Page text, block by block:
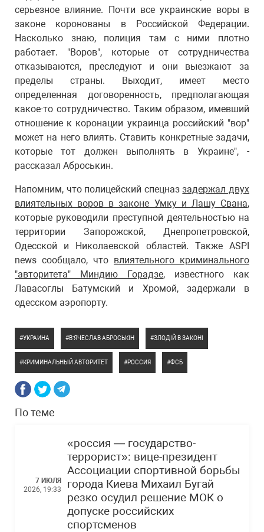
серьезное влияние. Почти все украинские воры в
законе коронованы в Российской Федерации.
Насколько знаю, полиция там с ними плотно
работает. "Воров", которые от сотрудничества
отказываются, преследуют и они выезжают за
пределы страны. Выходит, имеет место
определенная договоренность, предполагающая
какое-то сотрудничество. Таким образом, имевший
отношение к коронации украинца российский "вор"
может на него влиять. Ставить конкретные задачи,
которые тот должен выполнять в Украине", -
рассказал Аброськин.
Напомним, что полицейский спецназзадержал двух
влиятельных воров в законе Умку и Лашу Свана,
которые руководили преступной деятельностью на
территории Запорожской, Днепропетровской,
Одесской и Николаевской областей. Также ASPI
news сообщало, что влиятельного криминального
"авторитета" Миндию Горадзе, известного как
Лавасоглы Батумский и Хромой, задержали в
одесском аэропорту.
УКРАИНА В’ЯЧЕСЛАВ АБРОСЬКІН ЗЛОДІЙ В ЗАКОНІ
КРИМИНАЛЬНЫЙ АВТОРИТЕТ РОССИЯ ФСБ
По теме
7 ИЮЛЯ
2026, 19:33
«россия — государство-
террорист»: вице-президент
Ассоциации спортивной борьбы
города Киева Михаил Бугай
резко осудил решение МОК о
допуске российских
спортсменов